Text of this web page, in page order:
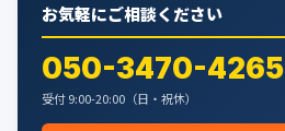
お気軽にご相談ください
050-3470-4265
受付 9:00-20:00（日・祝休）